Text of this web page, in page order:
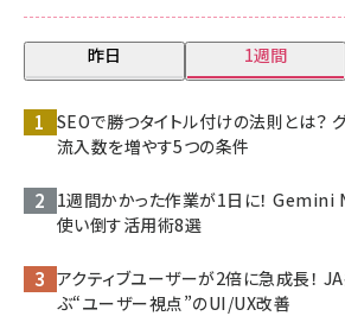
昨日 1週間
SEOで勝つタイトル付けの法則とは？
流入数を増やす5つの条件
1週間かかった作業が1日に！
使い倒す活用術8選
アクティブユーザーが2倍に急成長！
ぶ“ユーザー視点”のUI/UX改善